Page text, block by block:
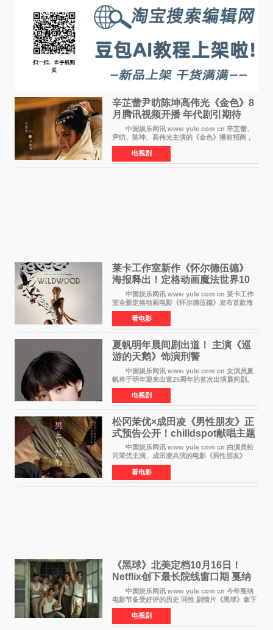
辛芷蕾尹昉陈坤高伟光《金色》8
月腾讯视频开播 年代剧引期待
中国娱乐网讯 www yule com cn 辛芷蕾、
尹昉、陈坤、高伟光主演的《金色》播前招商，
预计8月腾讯视频开播。这部年代剧汇集了众多实
力派演员，阵容强大，引发了观众的广泛关
注。 《金色》
电视剧
莱卡工作室新作《怀尔德伍德》
海报释出！定格动画魔法世界10
月开启
中国娱乐网讯 www yule com cn 莱卡工作
室全新定格动画电影《怀尔德伍德》发布首款海
报，女孩为找回弟弟走入黑暗、宏大的林中魔法
世界，一场关于勇气与亲情的奇幻冒险即将展
开。 本片由特
看电影
夏帆明年晨间剧出道！ 主演《巡
游的天鹅》饰演刑警
中国娱乐网讯 www yule com cn 女演员夏
帆将于明年迎来出道25周年的首次出演晨间剧。
NHK于8月4日宣布她将出演明年（2027年度）上
半期的晨间剧《巡游的天鹅》，饰演与女主角森
田望智饰演的生
电视剧
松冈茉优×成田凌《男性朋友》正
式预告公开！chilldspot献唱主题
中国娱乐网讯 www yule com cn 由演员松
冈茉优主演、成田凌共演的电影《男性朋友》
（三岛有纪子执导，11月6日上映）于8月5日公开
正式视觉图与正式预告片。同时，三人乐队
chilldspot为该片创
看电影
《黑球》北美定档10月16日！
Netflix创下最长院线窗口期 戛纳
最佳导演加持
中国娱乐网讯 www yule com cn 今年戛纳
电影节备受好评的历史 同性 剧情片《黑球》拿下
Netflix美国发行电影的最长院线放映期——该片
最新定档今年10月16日美国影院上映（此前定档
11月6日，如
电视剧